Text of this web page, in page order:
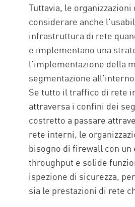
Tuttavia, le organizzazioni
considerare anche
infrastruttura di rete
e implementano una
l'implementazione della
segmentazione
Se tutto il traffico di rete
attraversa i confini dei
costretto a passare
rete interni, le
bisogno di firewall con un
throughput e solide
ispezione di sicurezza,
sia le prestazioni di rete